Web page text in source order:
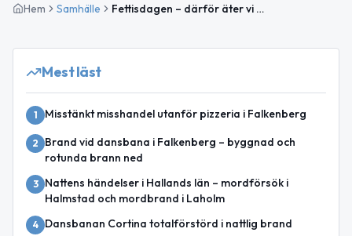
Hem Samhälle Fettisdagen – därför äter vi semlor och därför infaller dagen när den gör
Mest läst
1 Misstänkt misshandel utanför pizzeria i Falkenberg
2
Brand vid dansbana i Falkenberg – byggnad och
rotunda brann ned
3
Nattens händelser i Hallands län – mordförsök i
Halmstad och mordbrand i Laholm
4 Dansbanan Cortina totalförstörd i nattlig brand